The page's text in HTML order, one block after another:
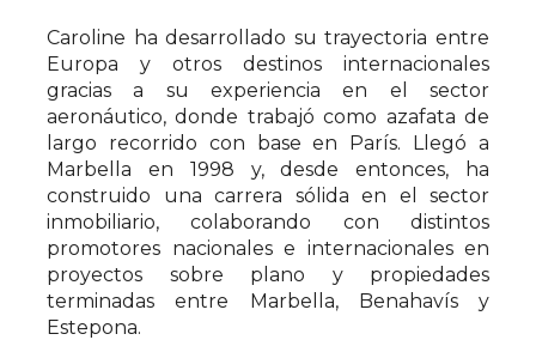
Caroline ha desarrollado su trayectoria entre
Europa y otros destinos internacionales
gracias a su experiencia en el sector
aeronáutico, donde trabajó como azafata de
largo recorrido con base en París. Llegó a
Marbella en 1998 y, desde entonces, ha
construido una carrera sólida en el sector
inmobiliario, colaborando con distintos
promotores nacionales e internacionales en
proyectos sobre plano y propiedades
terminadas entre Marbella, Benahavís y
Estepona.